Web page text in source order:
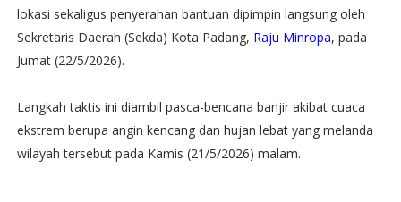
lokasi sekaligus penyerahan bantuan dipimpin langsung oleh
Sekretaris Daerah (Sekda) Kota Padang, Raju Minropa, pada
Jumat (22/5/2026).
​Langkah taktis ini diambil pasca-bencana banjir akibat cuaca
ekstrem berupa angin kencang dan hujan lebat yang melanda
wilayah tersebut pada Kamis (21/5/2026) malam.